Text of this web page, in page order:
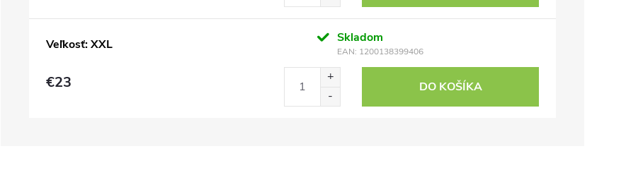
Veľkosť: XXL Skladom
EAN: 1200138399406
€23 DO KOŠÍKA